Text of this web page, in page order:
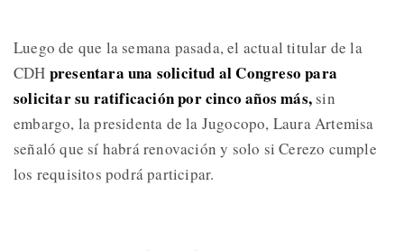
Luego de que la semana pasada, el actual titular de la
CDH presentara una solicitud al Congreso para
solicitar su ratificación por cinco años más, sin
embargo, la presidenta de la Jugocopo, Laura Artemisa
señaló que sí habrá renovación y solo si Cerezo cumple
los requisitos podrá participar.